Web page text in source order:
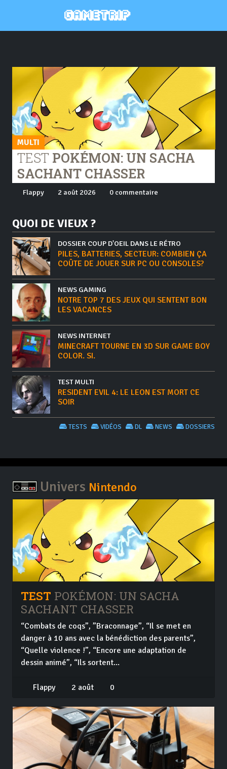
MULTI
TEST POKÉMON: UN SACHA
SACHANT CHASSER
Flappy 2 août 2026 0 commentaire
QUOI DE VIEUX ?
DOSSIER COUP D'OEIL DANS LE RÉTRO
PILES, BATTERIES, SECTEUR: COMBIEN ÇA
COÛTE DE JOUER SUR PC OU CONSOLES?
NEWS GAMING
NOTRE TOP 7 DES JEUX QUI SENTENT BON
LES VACANCES
NEWS INTERNET
MINECRAFT TOURNE EN 3D SUR GAME BOY
COLOR. SI.
TEST MULTI
RESIDENT EVIL 4: LE LEON EST MORT CE
SOIR
DOSSIERS
NEWS
DL
VIDÉOS
TESTS
Univers Nintendo
TEST POKÉMON: UN SACHA
SACHANT CHASSER
“Combats de coqs”, ”Braconnage”, “Il se met en
danger à 10 ans avec la bénédiction des parents”,
“Quelle violence !”, “Encore une adaptation de
dessin animé”, “Ils sortent...
Flappy 2 août 0